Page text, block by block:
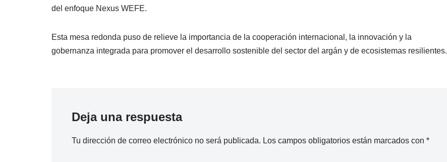
del enfoque Nexus WEFE.
Esta mesa redonda puso de relieve la importancia de la cooperación internacional, la innovación y la
gobernanza integrada para promover el desarrollo sostenible del sector del argán y de ecosistemas resilientes.
Deja una respuesta
Tu dirección de correo electrónico no será publicada. Los campos obligatorios están marcados con *